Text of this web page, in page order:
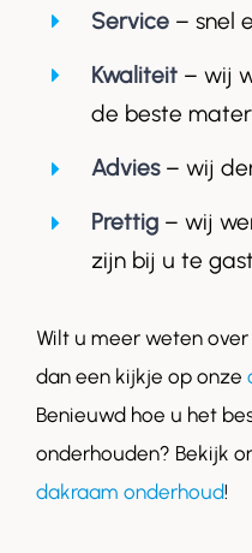
Service – snel
Kwaliteit– wij
de beste
Advies– wij
Prettig– wij
zijn bij u te
Wilt u meer weten
dan een kijkje op onze
Benieuwd hoe u het
onderhouden? Bekijk
dakraam onderhoud!